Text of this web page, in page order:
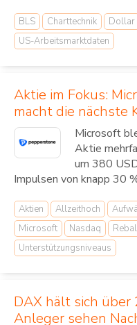
BLS Charttechnik Dollar
US-Arbeitsmarktdaten
Aktie im Fokus:
macht die nächste
Microsoft
Aktie
um 380
Impulsen von knapp 30
Aktien Allzeithoch
Microsoft
Nasdaq
Unterstützungsniveaus
DAX hält sich
Anleger sehen